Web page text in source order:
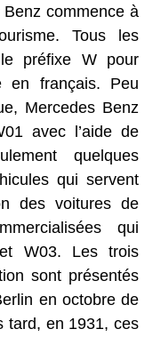
commence à
Tous les
préfixe W pour
en français. Peu
Mercedes Benz
avec l’aide de
quelques
qui servent
des voitures de
qui
W03. Les trois
sont présentés
en octobre de
tard, en 1931, ces